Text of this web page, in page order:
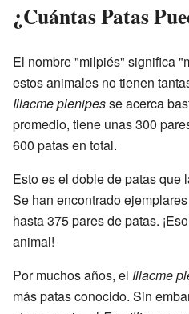
¿Cuántas Patas
El nombre "milpiés" significa
estos animales no tienen
Illacme plenipesse acerca
promedio, tiene unas 300
600 patas en total.
Esto es el doble de patas que
Se han encontrado
hasta 375 pares de patas.
animal!
Por muchos años, el Illacme
más patas conocido. Sin